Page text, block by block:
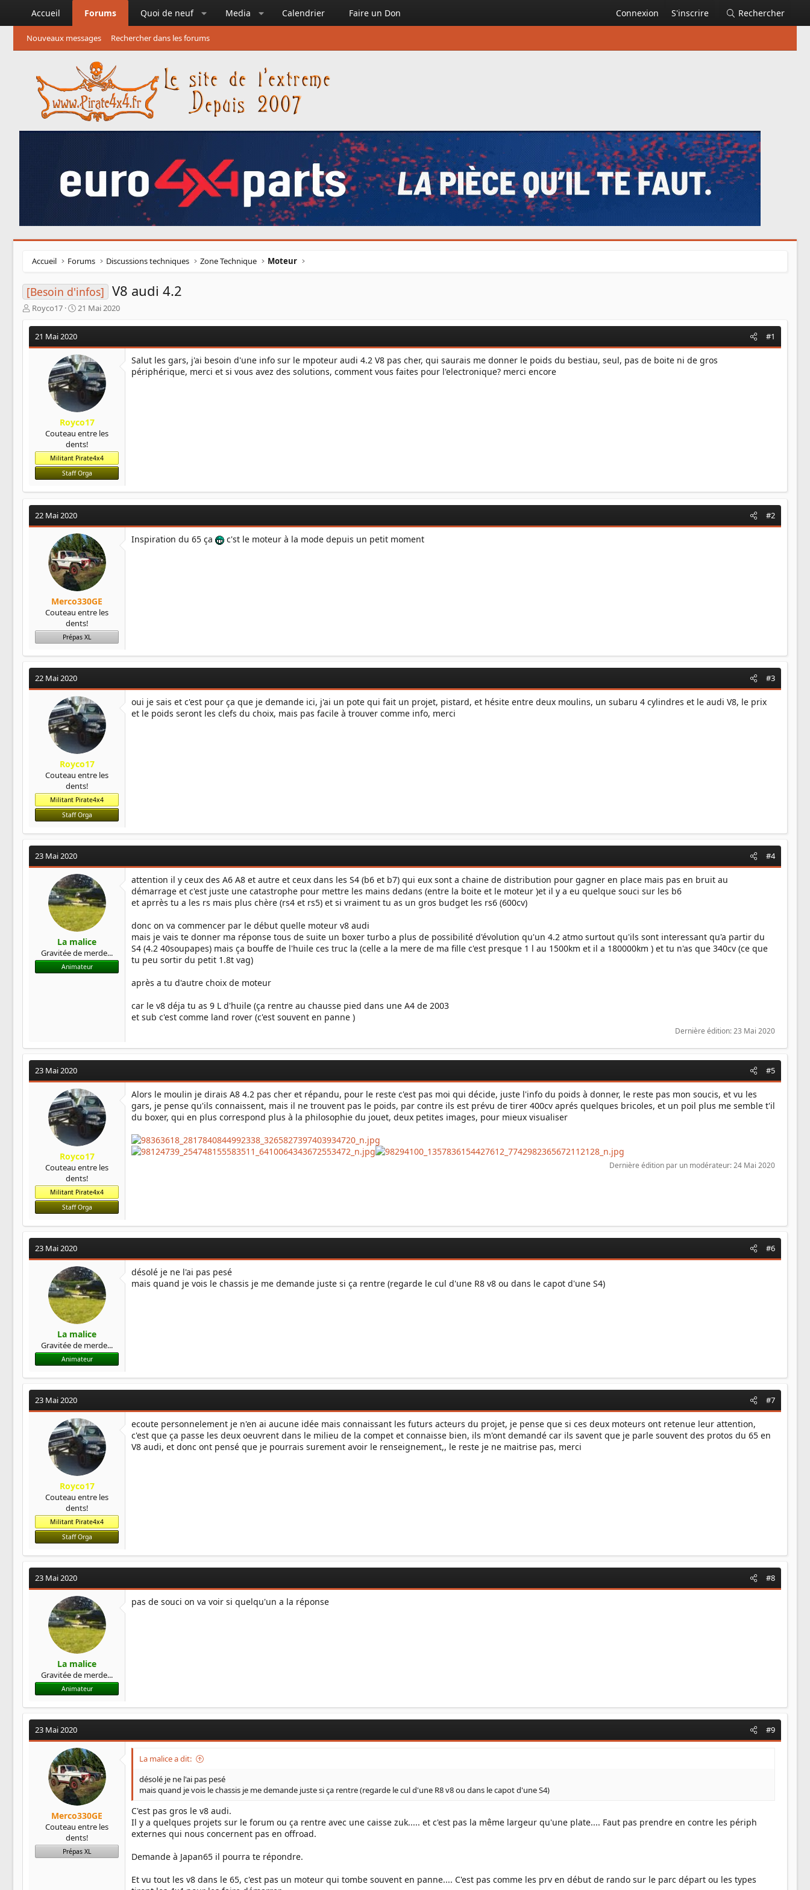
Accueil Forums Quoi de neuf Media Calendrier Faire un Don Connexion S'inscrire Rechercher
Nouveaux messages Rechercher dans les forums
Accueil Forums Discussions techniques Zone Technique Moteur
[Besoin d'infos] V8 audi 4.2
A
t
e
u
u
i
o
n
Royco17
D
t
d
e
d
b
u
t
21 Mai 2020
21 Mai 2020 #1
Royco17
Couteau entre les
dents!
Militant Pirate4x4
Staff Orga
Salut les gars, j'ai besoin d'une info sur le mpoteur audi 4.2 V8 pas cher, qui saurais me donner le poids du bestiau, seul, pas de boite ni de gros
périphérique, merci et si vous avez des solutions, comment vous faites pour l'electronique? merci encore
22 Mai 2020 #2
Merco330GE
Couteau entre les
dents!
Prépas XL
Inspiration du 65 ça c'st le moteur à la mode depuis un petit moment
22 Mai 2020 #3
Royco17
Couteau entre les
dents!
Militant Pirate4x4
Staff Orga
oui je sais et c'est pour ça que je demande ici, j'ai un pote qui fait un projet, pistard, et hésite entre deux moulins, un subaru 4 cylindres et le audi V8, le prix
et le poids seront les clefs du choix, mais pas facile à trouver comme info, merci
23 Mai 2020 #4
La malice
Gravitée de merde...
Animateur
attention il y ceux des A6 A8 et autre et ceux dans les S4 (b6 et b7) qui eux sont a chaine de distribution pour gagner en place mais pas en bruit au
démarrage et c'est juste une catastrophe pour mettre les mains dedans (entre la boite et le moteur )et il y a eu quelque souci sur les b6
et aprrès tu a les rs mais plus chère (rs4 et rs5) et si vraiment tu as un gros budget les rs6 (600cv)
donc on va commencer par le début quelle moteur v8 audi
mais je vais te donner ma réponse tous de suite un boxer turbo a plus de possibilité d'évolution qu'un 4.2 atmo surtout qu'ils sont interessant qu'a partir du
S4 (4.2 40soupapes) mais ça bouffe de l'huile ces truc la (celle a la mere de ma fille c'est presque 1 l au 1500km et il a 180000km ) et tu n'as que 340cv (ce que
tu peu sortir du petit 1.8t vag)
après a tu d'autre choix de moteur
car le v8 déja tu as 9 L d'huile (ça rentre au chausse pied dans une A4 de 2003
et sub c'est comme land rover (c'est souvent en panne )
Dernière édition:23 Mai 2020
23 Mai 2020 #5
Royco17
Couteau entre les
dents!
Militant Pirate4x4
Staff Orga
Alors le moulin je dirais A8 4.2 pas cher et répandu, pour le reste c'est pas moi qui décide, juste l'info du poids à donner, le reste pas mon soucis, et vu les
gars, je pense qu'ils connaissent, mais il ne trouvent pas le poids, par contre ils est prévu de tirer 400cv aprés quelques bricoles, et un poil plus me semble t'il
du boxer, qui en plus correspond plus à la philosophie du jouet, deux petites images, pour mieux visualiser
Dernière édition par un modérateur:24 Mai 2020
23 Mai 2020 #6
La malice
Gravitée de merde...
Animateur
désolé je ne l'ai pas pesé
mais quand je vois le chassis je me demande juste si ça rentre (regarde le cul d'une R8 v8 ou dans le capot d'une S4)
23 Mai 2020 #7
Royco17
Couteau entre les
dents!
Militant Pirate4x4
Staff Orga
ecoute personnelement je n'en ai aucune idée mais connaissant les futurs acteurs du projet, je pense que si ces deux moteurs ont retenue leur attention,
c'est que ça passe les deux oeuvrent dans le milieu de la compet et connaisse bien, ils m'ont demandé car ils savent que je parle souvent des protos du 65 en
V8 audi, et donc ont pensé que je pourrais surement avoir le renseignement,, le reste je ne maitrise pas, merci
23 Mai 2020 #8
La malice
Gravitée de merde...
Animateur
pas de souci on va voir si quelqu'un a la réponse
23 Mai 2020 #9
Merco330GE
Couteau entre les
dents!
Prépas XL
La malice a dit:
désolé je ne l'ai pas pesé
mais quand je vois le chassis je me demande juste si ça rentre (regarde le cul d'une R8 v8 ou dans le capot d'une S4)
C'est pas gros le v8 audi.
Il y a quelques projets sur le forum ou ça rentre avec une caisse zuk..... et c'est pas la même largeur qu'une plate.... Faut pas prendre en contre les périph
externes qui nous concernent pas en offroad.
Demande à Japan65 il pourra te répondre.
Et vu tout les v8 dans le 65, c'est pas un moteur qui tombe souvent en panne.... C'est pas comme les prv en début de rando sur le parc départ ou les types